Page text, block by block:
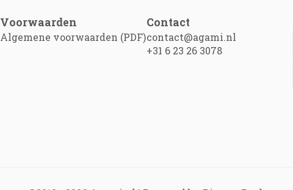
Voorwaarden
Algemene voorwaarden (PDF)
Contact
contact@agami.nl
+31 6 23 26 3078